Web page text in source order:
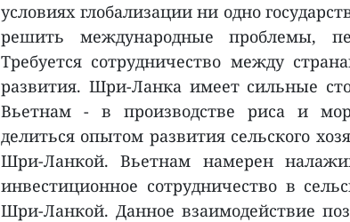
условиях глобализации ни одно
решить международные проблемы,
Требуется сотрудничество между
развития. Шри-Ланка имеет сильные
Вьетнам - в производстве риса и
делиться опытом развития сельского
Шри-Ланкой. Вьетнам намерен
инвестиционное сотрудничество в
Шри-Ланкой. Данное взаимодействие